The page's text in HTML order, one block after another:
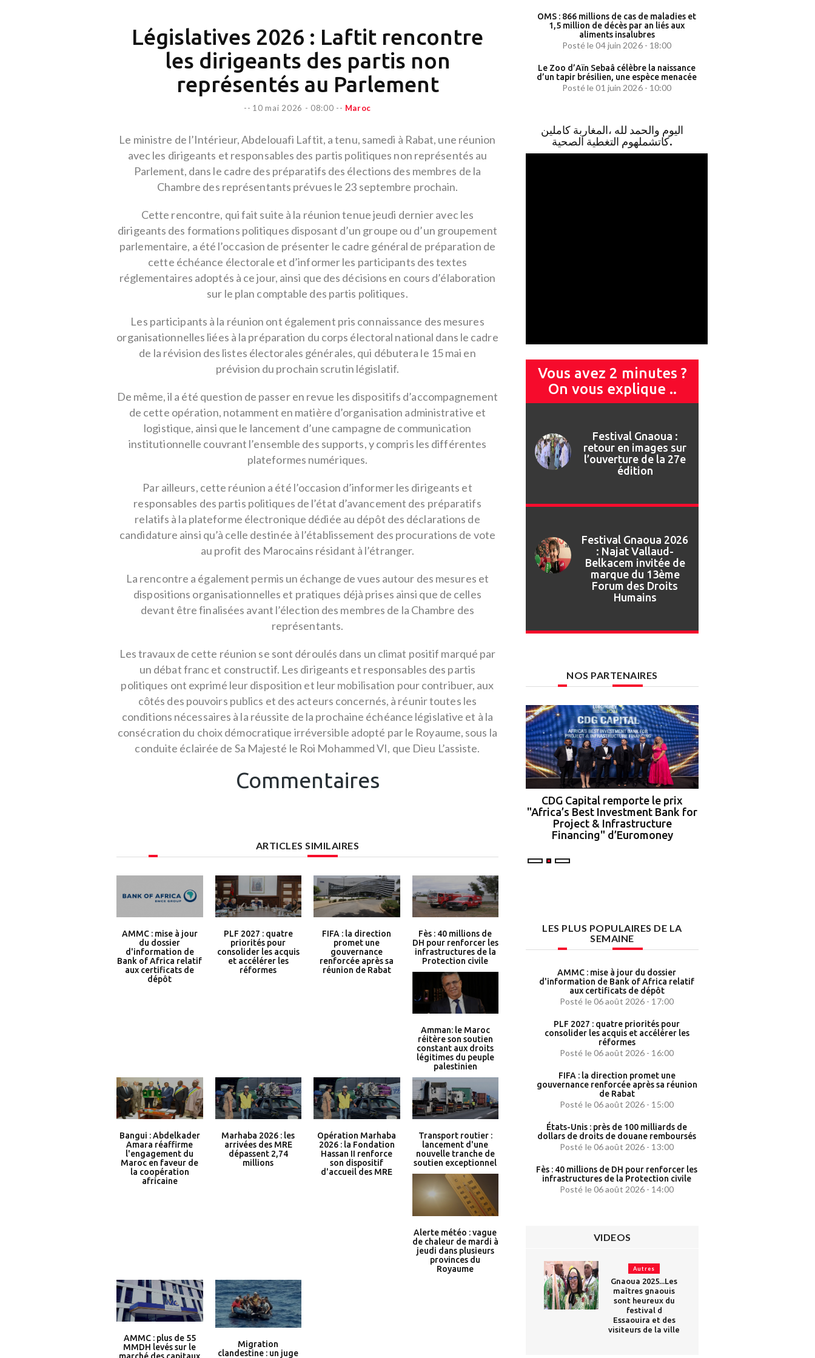
Législatives 2026 : Laftit rencontre
les dirigeants des partis non
représentés au Parlement
-- 10 mai 2026 - 08:00 -- Maroc
Le ministre de l’Intérieur, Abdelouafi Laftit, a tenu, samedi à Rabat, une réunion
avec les dirigeants et responsables des partis politiques non représentés au
Parlement, dans le cadre des préparatifs des élections des membres de la
Chambre des représentants prévues le 23 septembre prochain.
Cette rencontre, qui fait suite à la réunion tenue jeudi dernier avec les
dirigeants des formations politiques disposant d’un groupe ou d’un groupement
parlementaire, a été l’occasion de présenter le cadre général de préparation de
cette échéance électorale et d’informer les participants des textes
réglementaires adoptés à ce jour, ainsi que des décisions en cours d’élaboration
sur le plan comptable des partis politiques.
Les participants à la réunion ont également pris connaissance des mesures
organisationnelles liées à la préparation du corps électoral national dans le cadre
de la révision des listes électorales générales, qui débutera le 15 mai en
prévision du prochain scrutin législatif.
De même, il a été question de passer en revue les dispositifs d’accompagnement
de cette opération, notamment en matière d’organisation administrative et
logistique, ainsi que le lancement d’une campagne de communication
institutionnelle couvrant l’ensemble des supports, y compris les différentes
plateformes numériques.
Par ailleurs, cette réunion a été l’occasion d’informer les dirigeants et
responsables des partis politiques de l’état d’avancement des préparatifs
relatifs à la plateforme électronique dédiée au dépôt des déclarations de
candidature ainsi qu’à celle destinée à l’établissement des procurations de vote
au profit des Marocains résidant à l’étranger.
La rencontre a également permis un échange de vues autour des mesures et
dispositions organisationnelles et pratiques déjà prises ainsi que de celles
devant être finalisées avant l’élection des membres de la Chambre des
représentants.
Les travaux de cette réunion se sont déroulés dans un climat positif marqué par
un débat franc et constructif. Les dirigeants et responsables des partis
politiques ont exprimé leur disposition et leur mobilisation pour contribuer, aux
côtés des pouvoirs publics et des acteurs concernés, à réunir toutes les
conditions nécessaires à la réussite de la prochaine échéance législative et à la
consécration du choix démocratique irréversible adopté par le Royaume, sous la
conduite éclairée de Sa Majesté le Roi Mohammed VI, que Dieu L’assiste.
Commentaires
ARTICLES SIMILAIRES
AMMC : mise à jour
du dossier
d'information de
Bank of Africa relatif
aux certificats de
dépôt
PLF 2027 : quatre
priorités pour
consolider les acquis
et accélérer les
réformes
FIFA : la direction
promet une
gouvernance
renforcée après sa
réunion de Rabat
Fès : 40 millions de
DH pour renforcer les
infrastructures de la
Protection civile
Amman: le Maroc
réitère son soutien
constant aux droits
légitimes du peuple
palestinien
Bangui : Abdelkader
Amara réaffirme
l'engagement du
Maroc en faveur de
la coopération
africaine
Marhaba 2026 : les
arrivées des MRE
dépassent 2,74
millions
Opération Marhaba
2026 : la Fondation
Hassan II renforce
son dispositif
d'accueil des MRE
Transport routier :
lancement d'une
nouvelle tranche de
soutien exceptionnel
Alerte météo : vague
de chaleur de mardi à
jeudi dans plusieurs
provinces du
Royaume
AMMC : plus de 55
MMDH levés sur le
marché des capitaux
Migration
clandestine : un juge
OMS : 866 millions de cas de maladies et
1,5 million de décès par an liés aux
aliments insalubres
Posté le 04 juin 2026 - 18:00
Le Zoo d’Aïn Sebaâ célèbre la naissance
d’un tapir brésilien, une espèce menacée
Posté le 01 juin 2026 - 10:00
اليوم والحمد لله ،المغاربة كاملين
كاتشملهوم التغطية الصحية.
Vous avez 2 minutes ?
On vous explique ..
Festival Gnaoua 2026
: Najat Vallaud-
Belkacem invitée de
marque du 13ème
Festival Gnaoua :
retour en images sur
l’ouverture de la 27e
édition
NOS PARTENAIRES
CDG Capital remporte le prix
"Africa’s Best Investment Bank for
Project & Infrastructure
Financing" d’Euromoney
LES PLUS POPULAIRES DE LA
SEMAINE
AMMC : mise à jour du dossier
d'information de Bank of Africa relatif
aux certificats de dépôt
Posté le 06 août 2026 - 17:00
PLF 2027 : quatre priorités pour
consolider les acquis et accélérer les
réformes
Posté le 06 août 2026 - 16:00
FIFA : la direction promet une
gouvernance renforcée après sa réunion
de Rabat
Posté le 06 août 2026 - 15:00
États-Unis : près de 100 milliards de
dollars de droits de douane remboursés
Posté le 06 août 2026 - 13:00
Fès : 40 millions de DH pour renforcer les
infrastructures de la Protection civile
Posté le 06 août 2026 - 14:00
VIDEOS
Autres
Gnaoua 2025...Les
maîtres gnaouis
sont heureux du
festival d
Essaouira et des
visiteurs de la ville